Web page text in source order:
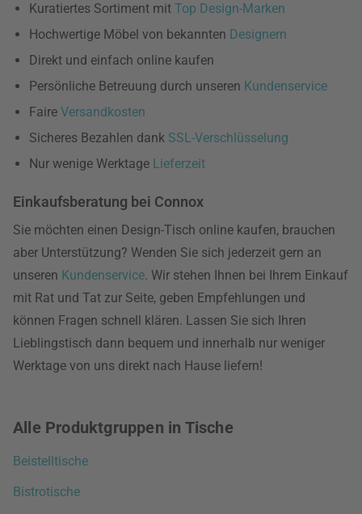
Kuratiertes Sortiment mit Top Design-Marken
Hochwertige Möbel von bekannten Designern
Direkt und einfach online kaufen
Persönliche Betreuung durch unseren Kundenservice
Faire Versandkosten
Sicheres Bezahlen dank SSL-Verschlüsselung
Nur wenige Werktage Lieferzeit
Einkaufsberatung bei Connox
Sie möchten einen Design-Tisch online kaufen, brauchen
aber Unterstützung? Wenden Sie sich jederzeit gern an
unseren Kundenservice. Wir stehen Ihnen bei Ihrem Einkauf
mit Rat und Tat zur Seite, geben Empfehlungen und
können Fragen schnell klären. Lassen Sie sich Ihren
Lieblingstisch dann bequem und innerhalb nur weniger
Werktage von uns direkt nach Hause liefern!
Alle Produktgruppen in Tische
Beistelltische
Bistrotische